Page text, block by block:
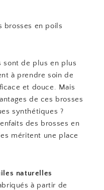
brosses en poils
sont de plus en plus
à prendre soin de
et douce. Mais
de ces brosses
synthétiques ?
des brosses en
méritent une place
naturelles
à partir de